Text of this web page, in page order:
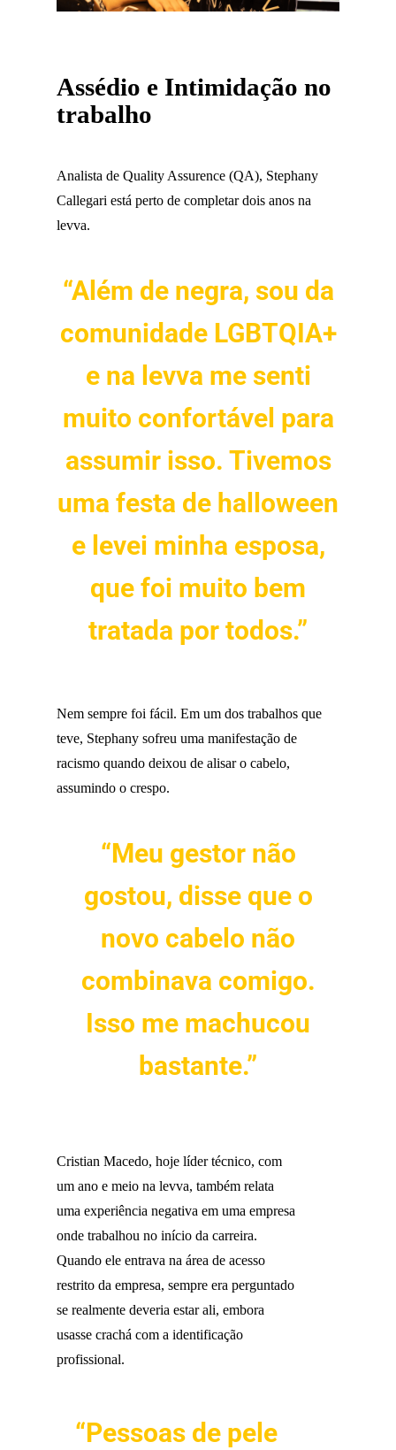
Assédio e Intimidação no
trabalho
Analista de Quality Assurence (QA), Stephany
Callegari está perto de completar dois anos na
levva.
“Além de negra, sou da
comunidade LGBTQIA+
e na levva me senti
muito confortável para
assumir isso. Tivemos
uma festa de halloween
e levei minha esposa,
que foi muito bem
tratada por todos.”
Nem sempre foi fácil. Em um dos trabalhos que
teve, Stephany sofreu uma manifestação de
racismo quando deixou de alisar o cabelo,
assumindo o crespo.
“Meu gestor não
gostou, disse que o
novo cabelo não
combinava comigo.
Isso me machucou
bastante.”
Cristian Macedo, hoje líder técnico, com
um ano e meio na levva, também relata
uma experiência negativa em uma empresa
onde trabalhou no início da carreira.
Quando ele entrava na área de acesso
restrito da empresa, sempre era perguntado
se realmente deveria estar ali, embora
usasse crachá com a identificação
profissional.
“Pessoas de pele